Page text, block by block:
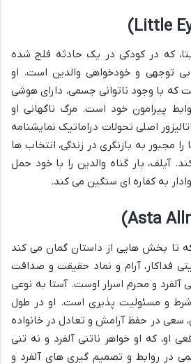
که در کودکی در یک حادثه فلج شده
بی توجهی و خودخواهی والدین است. او
با وجود ناتوانی جسمی، دارای هوشی
پیرامون خود است. مرگ ناگهانی او
اصلی تحولات دراماتیک نمایشنامه
به بازنگری در زندگی، انتخاب ها
آیلف، بار گناه والدین را با خود حمل
به کفاره ای سنگین می کند.
(که تا بخش هایی از داستان گمان می کند
فداکار، آرام و نماد حقیقت و صداقت
آلفرد و محرم اسرار اوست. آستا به نوعی
و مسئولیت پذیری است. او در طول
سعی در حفظ آرامش و تعادل در خانواده
او، که او خواهر ناتنی آلفرد و نه تنی
در روابط و تصمیم گیری های آلفرد و